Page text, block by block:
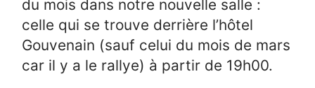
du mois dans notre nouvelle salle :
celle qui se trouve derrière l’hôtel
Gouvenain (sauf celui du mois de mars
car il y a le rallye) à partir de 19h00.